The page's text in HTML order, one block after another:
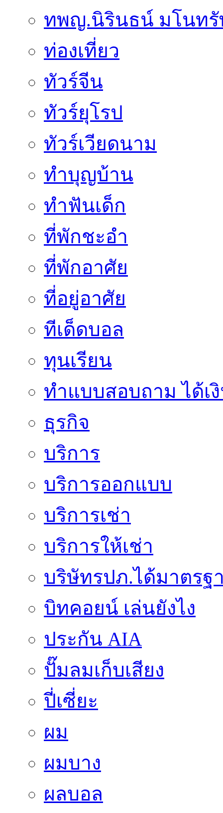
ทพญ.นิรินธน์ มโนท
ท่องเที่ยว
ทัวร์จีน
ทัวร์ยุโรป
ทัวร์เวียดนาม
ทำบุญบ้าน
ทำฟันเด็ก
ที่พักชะอำ
ที่พักอาศัย
ที่อยู่อาศัย
ทีเด็ดบอล
ทุนเรียน
ทําแบบสอบถาม ได้เ
ธุรกิจ
บริการ
บริการออกแบบ
บริการเช่า
บริการให้เช่า
บริษัทรปภ.ได้มาตรฐ
บิทคอยน์ เล่นยังไง
ประกัน AIA
ปั๊มลมเก็บเสียง
ปี่เซี่ยะ
ผม
ผมบาง
ผลบอล